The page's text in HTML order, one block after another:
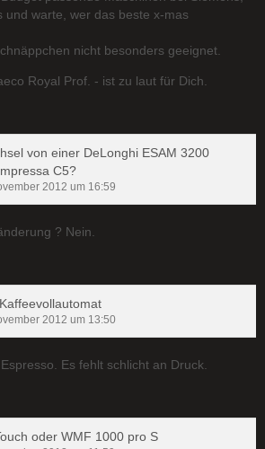
und warte, wer das beste x-mas
nicht besonders geeignet.
Royal Prof. - ist zu laut für Dich.
von einer DeLonghi ESAM 3200
C5?
2012 um 16:59
? Nein.
2012 um 13:50
Es fehlt schlicht an Druck.
oder WMF 1000 pro S